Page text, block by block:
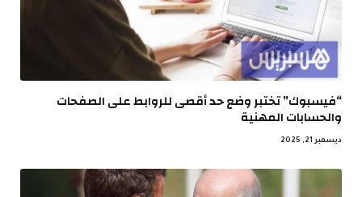
“فيسبوك” تختبر وضع حد أقصى للروابط على الصفحات
والحسابات المهنية
ديسمبر 21, 2025